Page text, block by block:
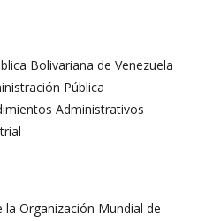
Bolivariana de Venezuela
Pública
Administrativos
la Organización Mundial de